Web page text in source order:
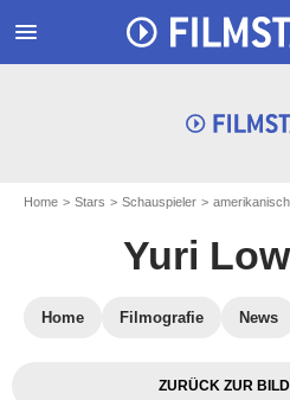
menu
Home Stars Schauspieler
Yuri
Home Filmografie News
ZURÜCK ZUR